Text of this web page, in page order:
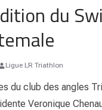
du
Ligue LR Triathlon
du club des angles
Veronique